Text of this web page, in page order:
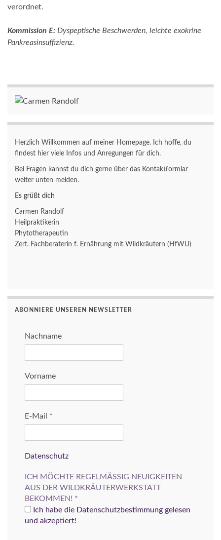
verordnet.
Kommission E: Dyspeptische Beschwerden, leichte exokrine
Pankreasinsuffizienz.
Herzlich Willkommen auf meiner Homepage. Ich hoffe, du
findest hier viele Infos und Anregungen für dich.
Bei Fragen kannst du dich gerne über das Kontaktformlar
weiter unten melden.
Es grüßt dich
Carmen Randolf
Heilpraktikerin
Phytotherapeutin
Zert. Fachberaterin f. Ernährung mit Wildkräutern (HfWU)
ABONNIERE UNSEREN NEWSLETTER
Nachname
Vorname
E-Mail *
Datenschutz
ICH MÖCHTE REGELMÄSSIG NEUIGKEITEN
AUS DER WILDKRÄUTERWERKSTATT
BEKOMMEN! *
Ich habe die Datenschutzbestimmung gelesen
und akzeptiert!